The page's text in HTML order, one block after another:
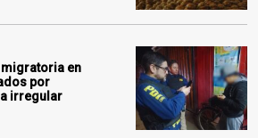
en
por
irregular